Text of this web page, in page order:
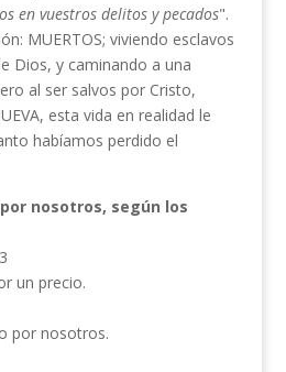
en vuestros delitos y pecados".
MUERTOS; viviendo esclavos
Dios, y caminando a una
al ser salvos por Cristo,
esta vida en realidad le
habíamos perdido el
nosotros, según los
un precio.
por nosotros.